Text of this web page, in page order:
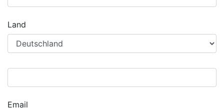
Land
Email